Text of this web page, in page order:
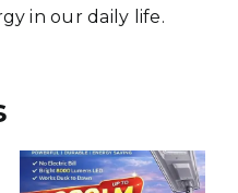
in our daily life.